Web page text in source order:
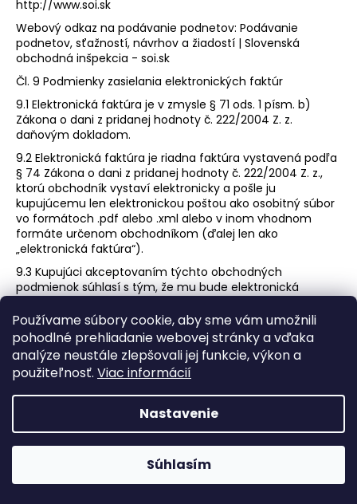
Používame súbory cookie, aby sme vám umožnili
pohodlné prehliadanie webovej stránky a vďaka
analýze neustále zlepšovali jej funkcie, výkon a
použiteľnosť. Viac informácií
Nastavenie
Súhlasím
http://www.soi.sk
Webový odkaz na podávanie podnetov: Podávanie
podnetov, sťažností, návrhov a žiadostí | Slovenská
obchodná inšpekcia - soi.sk
Čl. 9 Podmienky zasielania elektronických faktúr
9.1 Elektronická faktúra je v zmysle § 71 ods. 1 písm. b)
Zákona o dani z pridanej hodnoty č. 222/2004 Z. z.
daňovým dokladom.
9.2 Elektronická faktúra je riadna faktúra vystavená podľa
§ 74 Zákona o dani z pridanej hodnoty č. 222/2004 Z. z.,
ktorú obchodník vystaví elektronicky a pošle ju
kupujúcemu len elektronickou poštou ako osobitný súbor
vo formátoch .pdf alebo .xml alebo v inom vhodnom
formáte určenom obchodníkom (ďalej len ako
„elektronická faktúra“).
9.3 Kupujúci akceptovaním týchto obchodných
podmienok súhlasí s tým, že mu bude elektronická
formulári bezodkladne po prijatí platby.
9.4 Elektronická faktúra sa považuje za doručenú dňom
odoslania. V prípade pochybností sa elektronická faktúra
považuje za doručenú uplynutím troch pracovných dní
prostredníctvom elektronickej pošty.
oznámením obchodníkovi. Odvolanie je účinné dňom